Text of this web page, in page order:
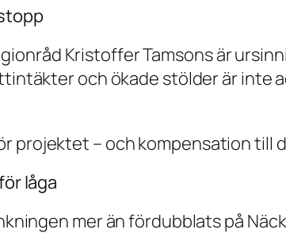
Kristoffer Tamsons är
och ökade stölder är
projektet – och kompensation till
låga
mer än fördubblats på